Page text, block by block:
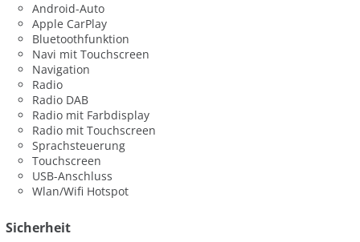
Android-Auto
Apple CarPlay
Bluetoothfunktion
Navi mit Touchscreen
Navigation
Radio
Radio DAB
Radio mit Farbdisplay
Radio mit Touchscreen
Sprachsteuerung
Touchscreen
USB-Anschluss
Wlan/Wifi Hotspot
Sicherheit